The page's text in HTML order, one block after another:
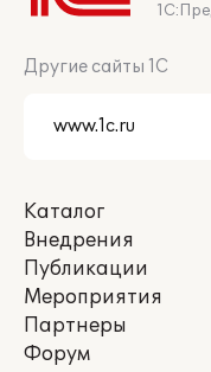
Другие сайты 1С
Каталог
Внедрения
Публикации
Мероприятия
Партнеры
Форум